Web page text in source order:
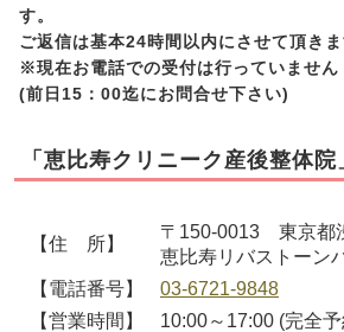
す。
ご返信は基本24時間以内にさせて頂きま
※現在お電話での受付は行っていません
(前日15：00迄にお問合せ下さい)
「恵比寿クリニーク産後整体院
【住 所】
〒150-0013 東京都
恵比寿リバストーン
【電話番号】
03-6721-9848
【営業時間】
10:00～17:00 (完全